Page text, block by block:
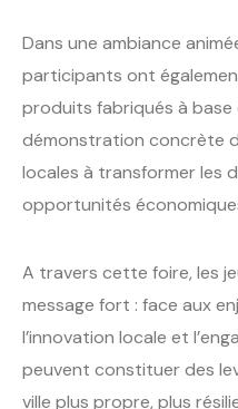
Dans une ambiance
participants ont
produits fabriqués à base
démonstration concrète
locales à transformer les
opportunités
A travers cette foire, les
message fort : face aux
l’innovation locale et
peuvent constituer des
ville plus propre, plus